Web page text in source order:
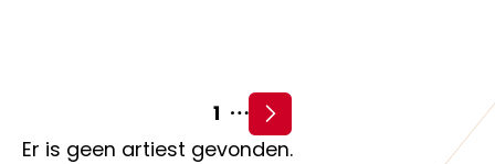
1
Er is geen artiest gevonden.